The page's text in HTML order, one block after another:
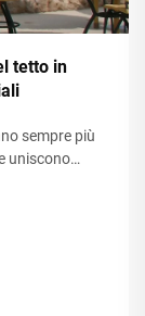
tetto in
sempre più
uniscono
per